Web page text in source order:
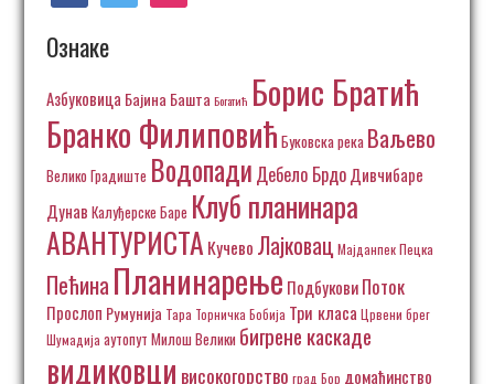
Ознаке
Азбуковица Бајина Башта Богатић Борис Братић
Бранко Филиповић Буковска река Ваљево
Велико Градиште Водопади Дебело БрдоДивчибаре
Дунав Калуђерске Баре Клуб планинара
АВАНТУРИСТА Кучево Лајковац Мајданпек Пецка
Пећина Планинарење ПодбуковиПоток
Прослоп Румунија Тара Торничка Бобија Три класа Црвени брег
Шумадија аутопут Милош Велики бигрене каскаде
видиковци високогорство град Бор домаћинство